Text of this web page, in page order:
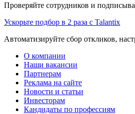
Проверяйте сотрудников и
Ускорьте подбор в 2 раза с Talantix
Автоматизируйте сбор откликов,
О компании
Наши вакансии
Партнерам
Реклама на сайте
Новости и статьи
Инвесторам
Кандидаты по профессиям